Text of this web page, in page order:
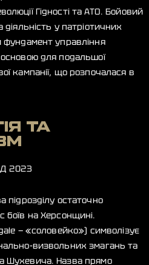
Гідності та АТО. Бойовий
діяльність у патріотичних
фундамент управління
для подальшої
кампанії, що розпочалася в
ТА
2023
підрозділу остаточно
боїв на Херсонщині.
— «соловейко») символізує
визвольних змагань та
Шухевича. Назва прямо